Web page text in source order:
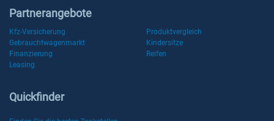
Partnerangebote
Kfz-Versicherung
Produktvergleich
Gebrauchtwagenmarkt
Kindersitze
Finanzierung
Reifen
Leasing
Quickfinder